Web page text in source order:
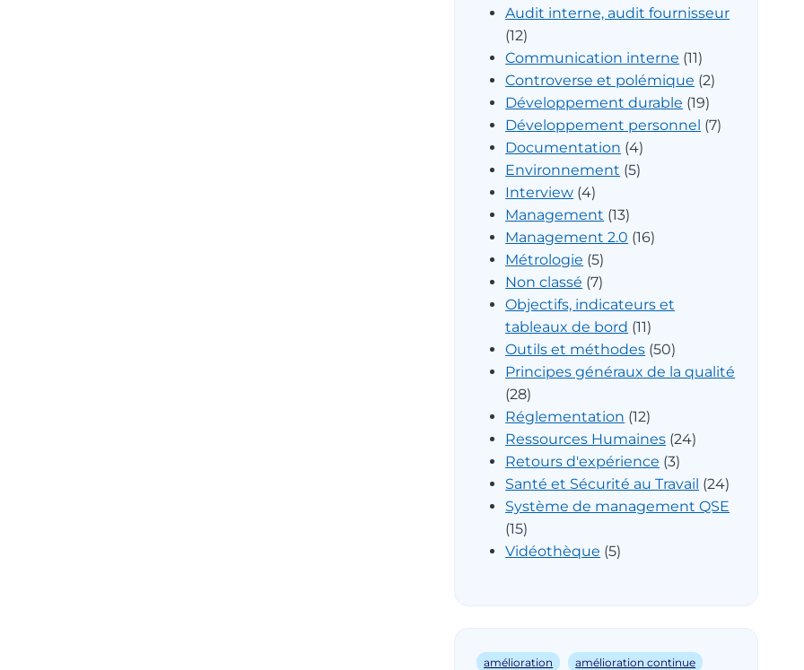
Audit interne, audit fournisseur
(12)
Communication interne (11)
Controverse et polémique (2)
Développement durable (19)
Développement personnel (7)
Documentation (4)
Environnement (5)
Interview (4)
Management (13)
Management 2.0 (16)
Métrologie (5)
Non classé (7)
Objectifs, indicateurs et
tableaux de bord (11)
Outils et méthodes (50)
Principes généraux de la qualité
(28)
Réglementation (12)
Ressources Humaines (24)
Retours d'expérience (3)
Santé et Sécurité au Travail (24)
Système de management QSE
(15)
Vidéothèque (5)
amélioration
amélioration continue